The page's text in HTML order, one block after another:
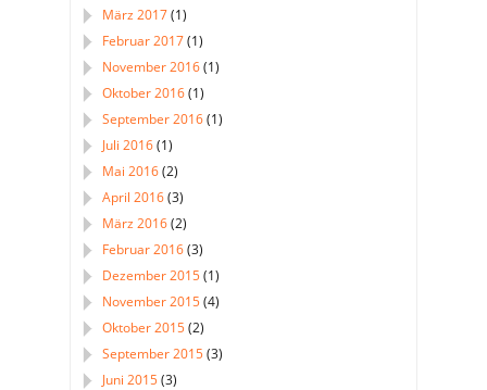
März 2017(1)
Februar 2017(1)
November 2016(1)
Oktober 2016(1)
September 2016(1)
Juli 2016(1)
Mai 2016(2)
April 2016(3)
März 2016(2)
Februar 2016(3)
Dezember 2015(1)
November 2015(4)
Oktober 2015(2)
September 2015(3)
Juni 2015(3)